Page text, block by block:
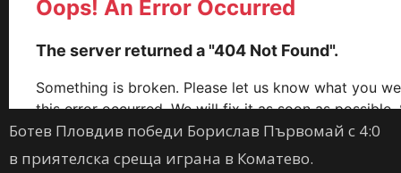
Ботев Пловдив победи Борислав Първомай с 4:0
в приятелска среща играна в Коматево.